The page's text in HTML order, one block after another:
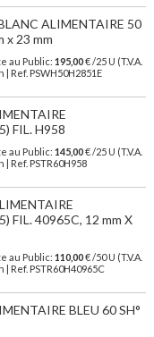
ALIMENTAIRE 50
x 23 mm
au Public: 195,00€ /25 U (T.V.A.
Ref. PSWH50H2851E
FIL. H958
au Public: 145,00€ /25 U (T.V.A.
Ref. PSTR60H958
FIL. 40965C, 12 mm X
au Public: 110,00€ /50 U (T.V.A.
Ref. PSTR60H40965C
BLEU 60 SH°